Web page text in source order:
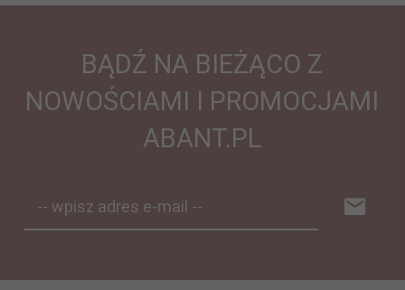
BĄDŹ NA BIEŻĄCO Z
NOWOŚCIAMI I PROMOCJAMI
ABANT.PL
-- wpisz adres e-mail --